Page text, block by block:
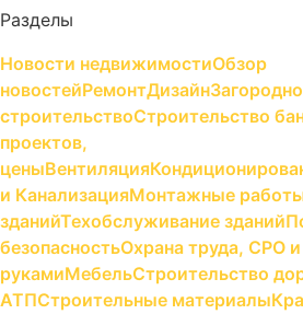
Разделы
Новости недвижимостиОбзор
новостейРемонтДизайн
строительствоСтроительство
проектов,
ценыВентиляция
и КанализацияМонтажные
зданийТехобслуживание зданий
безопасностьОхрана труда, СРО и
рукамиМебельСтроительство
АТПСтроительные материалы